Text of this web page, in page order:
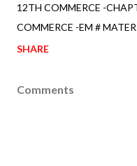
12TH COMMERCE -
COMMERCE -EM #
SHARE
Comments